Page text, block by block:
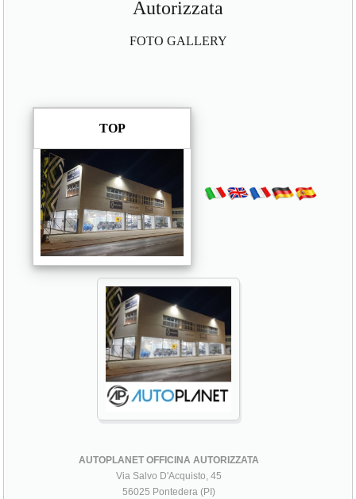
Autorizzata
FOTO GALLERY
TOP
AUTOPLANET OFFICINA AUTORIZZATA
Via Salvo D'Acquisto, 45
56025 Pontedera (PI)